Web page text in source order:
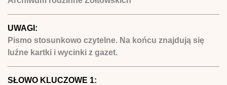
UWAGI:
Pismo stosunkowo czytelne. Na końcu znajdują się
luźne kartki i wycinki z gazet.
SŁOWO KLUCZOWE 1: